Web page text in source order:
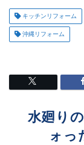
キッチンリフォーム
沖縄リフォーム
水廻り
ォっ